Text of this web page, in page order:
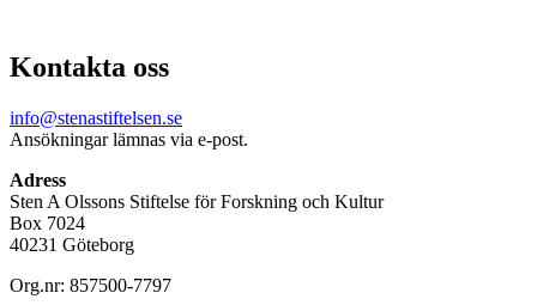
Kontakta oss
info@stenastiftelsen.se
Ansökningar lämnas via e-post.
Adress
Sten A Olssons Stiftelse för Forskning och Kultur
Box 7024
40231 Göteborg
Org.nr: 857500-7797